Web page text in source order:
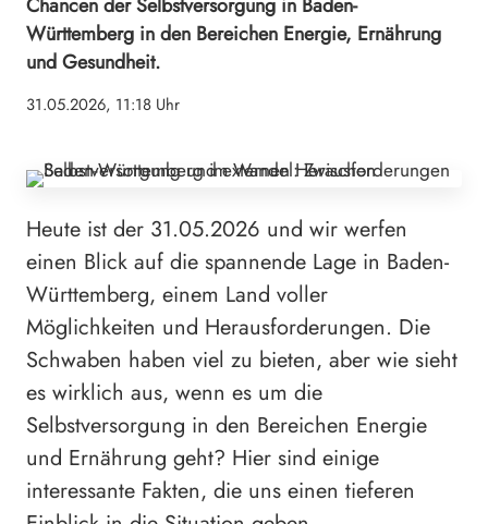
Württemberg in den Bereichen Energie, Ernährung
und Gesundheit.
31.05.2026, 11:18 Uhr
Heute ist der 31.05.2026 und wir werfen
einen Blick auf die spannende Lage in Baden-
Württemberg, einem Land voller
Möglichkeiten und Herausforderungen. Die
Schwaben haben viel zu bieten, aber wie sieht
es wirklich aus, wenn es um die
Selbstversorgung in den Bereichen Energie
und Ernährung geht? Hier sind einige
interessante Fakten, die uns einen tieferen